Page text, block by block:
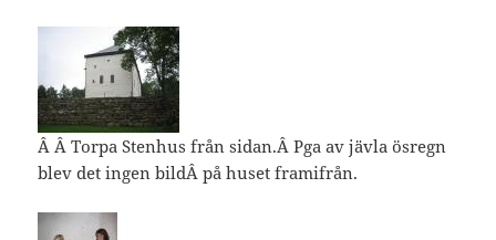
Â Â Torpa Stenhus från sidan.Â Pga av jävla ösregn
blev det ingen bildÂ på huset framifrån.